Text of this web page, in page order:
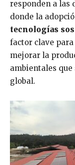
responden a las
donde la
tecnologías
factor clave para
mejorar la
ambientales
global.